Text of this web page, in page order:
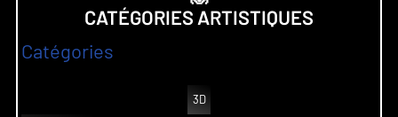
CATÉGORIES ARTISTIQUES
Catégories
3D